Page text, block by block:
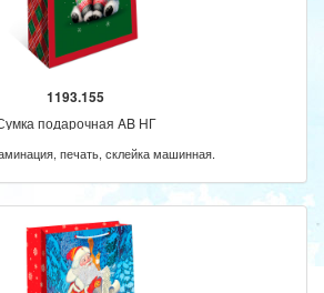
1193.155
подарочная AB НГ
печать, склейка машинная.